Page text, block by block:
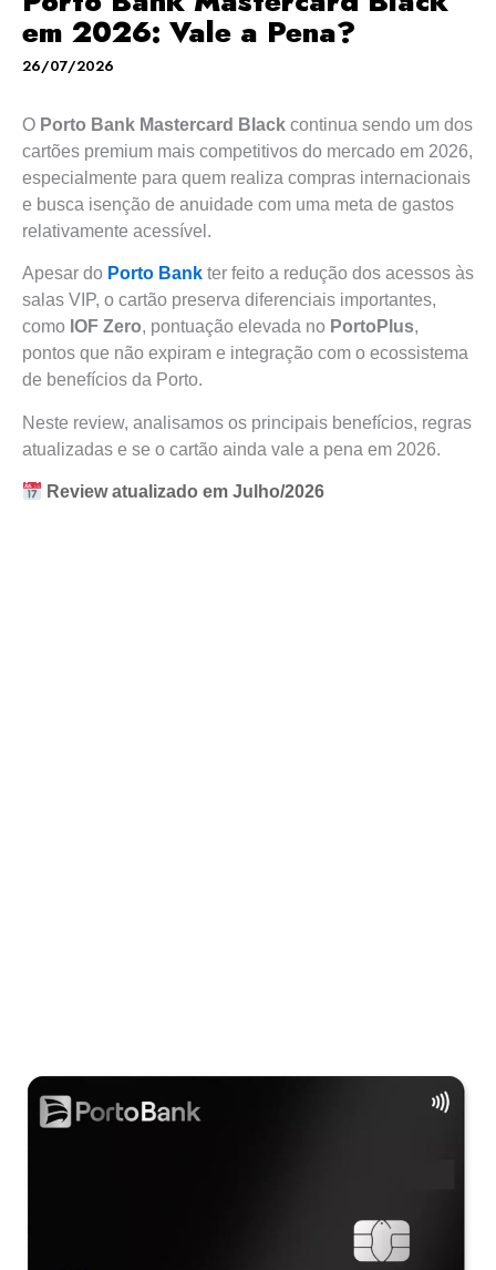
em 2026: Vale a Pena?
26/07/2026
O Porto Bank Mastercard Black continua sendo um dos
cartões premium mais competitivos do mercado em 2026,
especialmente para quem realiza compras internacionais
e busca isenção de anuidade com uma meta de gastos
relativamente acessível.
Apesar do Porto Bank ter feito a redução dos acessos às
salas VIP, o cartão preserva diferenciais importantes,
como IOF Zero, pontuação elevada no PortoPlus,
pontos que não expiram e integração com o ecossistema
de benefícios da Porto.
Neste review, analisamos os principais benefícios, regras
atualizadas e se o cartão ainda vale a pena em 2026.
Review atualizado em Julho/2026